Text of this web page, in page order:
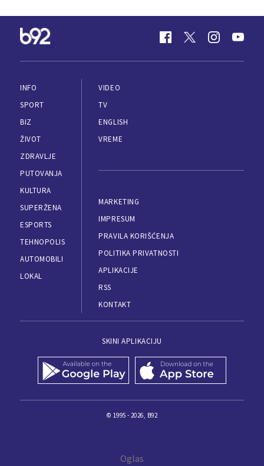
INFO
SPORT
BIZ
ŽIVOT
ZDRAVLJE
PUTOVANJA
KULTURA
SUPERŽENA
ESPORTS
TEHNOPOLIS
AUTOMOBILI
LOKAL
VIDEO
TV
ENGLISH
VREME
MARKETING
IMPRESUM
PRAVILA KORIŠĆENJA
POLITIKA PRIVATNOSTI
APLIKACIJE
RSS
KONTAKT
SKINI APLIKACIJU
© 1995 - 2026, B92